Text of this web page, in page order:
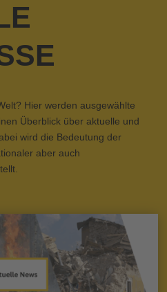
Hier werden ausgewählte
Überblick über aktuelle und
wird die Bedeutung der
aber auch